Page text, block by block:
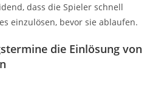
dass die Spieler schnell
einzulösen, bevor sie ablaufen.
die Einlösung von